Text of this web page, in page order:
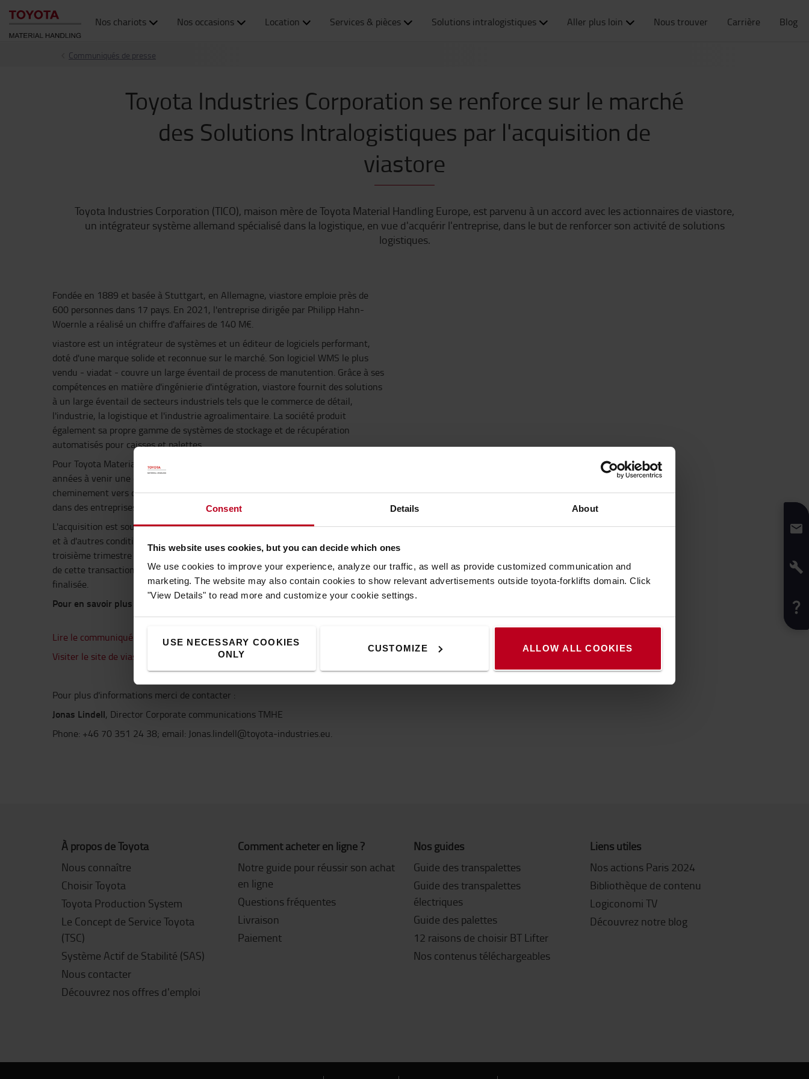
Consent Details About
This website uses cookies, but you can decide which ones
We use cookies to improve your experience, analyze our traffic, as well as provide customized communication and
marketing. The website may also contain cookies to show relevant advertisements outside toyota-forklifts domain. Click
"View Details" to read more and customize your cookie settings.
USE NECESSARY COOKIES
ONLY
CUSTOMIZE ALLOW ALL COOKIES
Nos chariots Nos occasions Location Services & pièces Solutions intralogistiques Aller plus loin Nous trouver Carrière Blog
Communiqués de presse
Toyota Industries Corporation se renforce sur le marché
des Solutions Intralogistiques par l'acquisition de
viastore
Toyota Industries Corporation (TICO), maison mère de Toyota Material Handling Europe, est parvenu à un accord avec les actionnaires de viastore,
un intégrateur système allemand spécialisé dans la logistique, en vue d'acquérir l'entreprise, dans le but de renforcer son activité de solutions
logistiques.
Fondée en 1889 et basée à Stuttgart, en Allemagne, viastore emploie près de
600 personnes dans 17 pays. En 2021, l'entreprise dirigée par Philipp Hahn-
Woernle a réalisé un chiffre d'affaires de 140 M€.
viastore est un intégrateur de systèmes et un éditeur de logiciels performant,
doté d'une marque solide et reconnue sur le marché. Son logiciel WMS le plus
vendu - viadat - couvre un large éventail de process de manutention. Grâce à ses
compétences en matière d'ingénierie d'intégration, viastore fournit des solutions
à un large éventail de secteurs industriels tels que le commerce de détail,
l'industrie, la logistique et l'industrie agroalimentaire. La société produit
également sa propre gamme de systèmes de stockage et de récupération
automatisés pour caisses et palettes.
Pour Toyota Material Handling Europe (TMHE), l'acquisition apportera dans les
années à venir une capacité accrue pour accompagner les clients dans leur
cheminement vers des solutions de manutention plus automatisées et intégrées,
dans des entreprises de taille moyenne ou même petite.
L'acquisition est soumise à l'approbation ordinaire des autorités de la concurrence
et à d'autres conditions préalables générales, et devrait être achevée au
troisième trimestre de 2022. TMHE ne fera aucun commentaire sur les aspects
de cette transaction en plus de cette déclaration tant que l'opération ne sera pas
finalisée.
Pour en savoir plus :
Lire le communiqué Toyota Industries Corporation
Visiter le site de viastore
Pour plus d'informations merci de contacter :
Jonas Lindell, Director Corporate communications TMHE
Phone: +46 70 351 24 38; email: Jonas.lindell@toyota-industries.eu.
À propos de Toyota
Nous connaître
Choisir Toyota
Toyota Production System
Le Concept de Service Toyota
(TSC)
Système Actif de Stabilité (SAS)
Nous contacter
Découvrez nos offres d'emploi
Comment acheter en ligne ?
Notre guide pour réussir son achat
en ligne
Questions fréquentes
Livraison
Paiement
Nos guides
Guide des transpalettes
Guide des transpalettes
électriques
Guide des palettes
12 raisons de choisir BT Lifter
Nos contenus téléchargeables
Liens utiles
Nos actions Paris 2024
Bibliothèque de contenu
Logiconomi TV
Découvrez notre blog